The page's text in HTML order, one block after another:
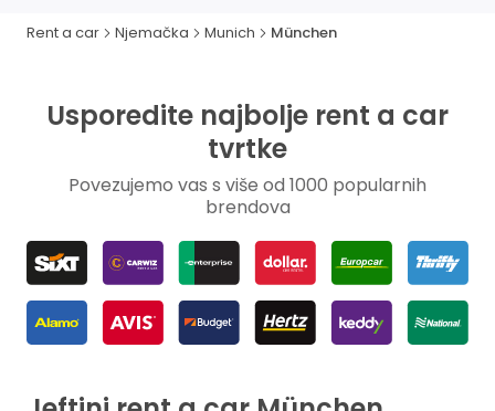
Rent a car Njemačka Munich München
Usporedite najbolje rent a car
tvrtke
Povezujemo vas s više od 1000 popularnih
brendova